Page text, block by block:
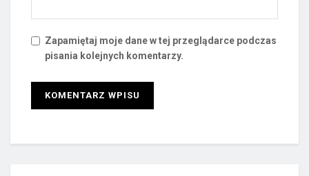
Zapamiętaj moje dane w tej przeglądarce podczas
pisania kolejnych komentarzy.